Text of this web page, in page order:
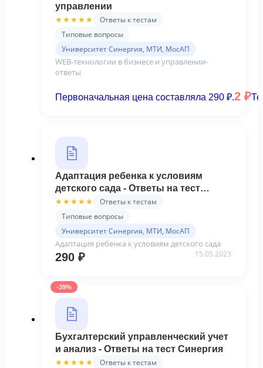
управлении
★★★★★
Ответы к тестам
Типовые вопросы
Университет Синергия, МТИ, МосАП
WEB-технологии в бизнесе и управлении-
ответы
Первоначальная цена составляла 290 ₽.2 ₽
Адаптация ребенка к условиям
детского сада - Ответы на тест
Синергия
★★★★★
Ответы к тестам
Типовые вопросы
Университет Синергия, МТИ, МосАП
Адаптация ребенка к условиям детского сада
290 ₽ 15.05.2023
-39%
Бухгалтерский управленческий учет
и анализ - Ответы на тест Синергия
★★★★★
Ответы к тестам